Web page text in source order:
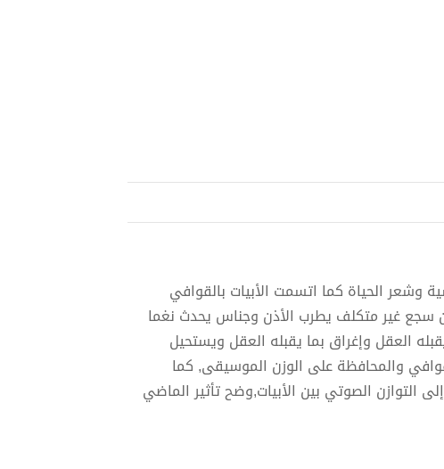
وشعر الحياة كما اتسمت الأبيات بالقوافي
سجع غير متكلف يطرب الأذن وجناس يحدث نغما
العقل وإغراق بما يقبله العقل ويستحيل
والمحافظة على الوزن الموسيقى, كما
التوازن الصوتي بين الأبيات,وضح تأثير الماضي